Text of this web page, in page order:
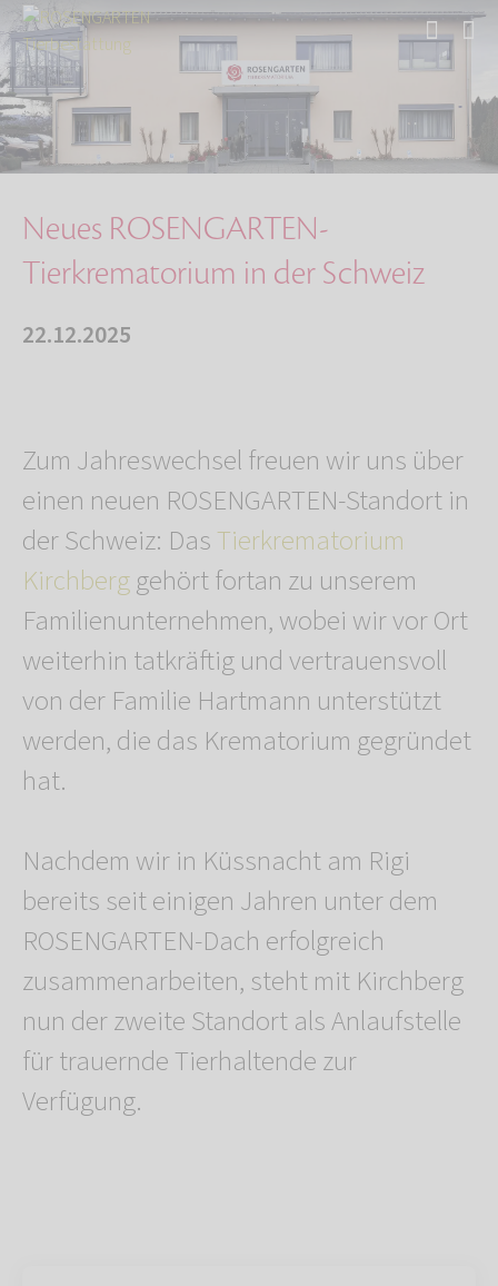
Start
Neues ROSENGARTEN-Tierkrematorium in der Schw…
Neues ROSENGARTEN-
Tierkrematorium in der Schweiz
22.12.2025
Zum Jahreswechsel freuen wir uns über
einen neuen ROSENGARTEN-Standort in
der Schweiz: DasTierkrematorium
Kirchberggehört fortan zu unserem
Familienunternehmen, wobei wir vor Ort
weiterhin tatkräftig und vertrauensvoll
von der Familie Hartmann unterstützt
werden, die das Krematorium gegründet
hat.
Nachdem wir in Küssnacht am Rigi
bereits seit einigen Jahren unter dem
ROSENGARTEN-Dach erfolgreich
zusammenarbeiten, steht mit Kirchberg
nun der zweite Standort als Anlaufstelle
für trauernde Tierhaltende zur
Verfügung.